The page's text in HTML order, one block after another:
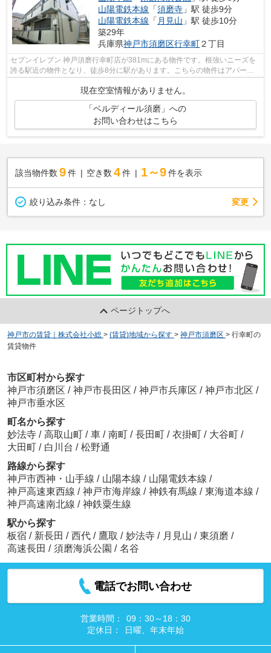
山陽電鉄本線 「須磨寺 」駅 徒歩9分
山陽電鉄本線 「 月見山 」駅 徒歩10分
築29年
兵庫県神戸市須磨区行幸町２丁目
セブンイレブン 神戸須磨行幸町店が381mにある物件です。根強いニーズを
誇る駅近の物件となり、徒歩8分に駅があります。こちらの物件はアパート
です。お使いいただける沿線は2つあり、...
現在空室情報がありません。
「ベルディール須磨」への
お問い合わせはこちら
該当物件数 9件 空き数 4 件 1～9 件を表示
絞り込み条件： なし 変更
ページトップへ
神戸市の賃貸｜株式会社小総 > (賃貸)地域から探す > 神戸市須磨区 > 行幸町の
賃貸物件
市区町村から探す
神戸市須磨区 / 神戸市長田区 / 神戸市兵庫区 / 神戸市北区 /
神戸市垂水区
町名から探す
妙法寺 / 高取山町 / 車 / 南町 / 長田町 / 衣掛町 / 大谷町 /
大田町 / 白川台 / 松野通
路線から探す
神戸市西神・山手線 / 山陽本線 / 山陽電鉄本線 /
神戸高速東西線 / 神戸市海岸線 / 神鉄有馬線 / 東海道本線 /
神戸高速南北線 / 神鉄粟生線
駅から探す
板宿 / 新長田 / 西代 / 鷹取 / 妙法寺 / 月見山 / 東須磨 /
高速長田 / 須磨海浜公園 / 名谷
電話でお問い合わせ
営業時間：
09：30～18：30
定休日：
日曜、年末年始